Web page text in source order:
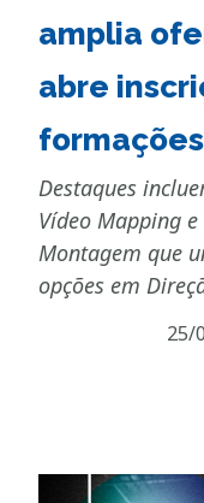
amplia
abre
Destaques
Vídeo Mapping
Montagem que
opções em
25/